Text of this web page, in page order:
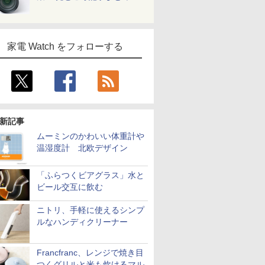
家電 Watch をフォローする
記事
ムーミンのかわいい体重計や
温湿度計 北欧デザイン
「ふらつくビアグラス」水と
ビール交互に飲む
ニトリ、手軽に使えるシンプ
ルなハンディクリーナー
Francfranc、レンジで焼き目